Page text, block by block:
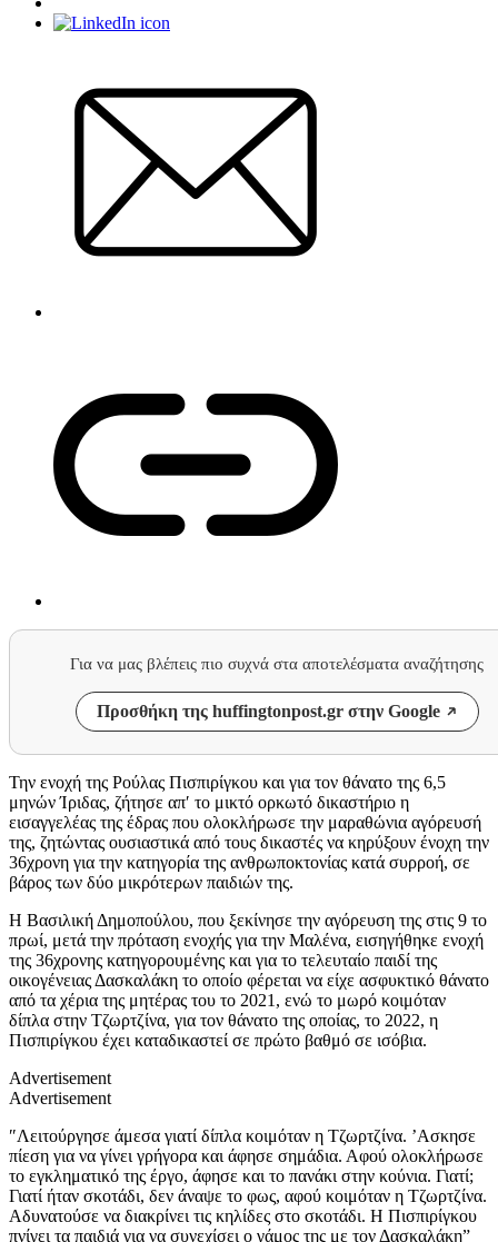
Για να μας βλέπεις πιο συχνά στα αποτελέσματα αναζήτησης
Προσθήκη της huffingtonpost.gr στην Google
Την ενοχή της Ρούλας Πισπιρίγκου και για τον θάνατο της 6,5
μηνών Ίριδας, ζήτησε απ′ το μικτό ορκωτό δικαστήριο η
εισαγγελέας της έδρας που ολοκλήρωσε την μαραθώνια αγόρευσή
της, ζητώντας ουσιαστικά από τους δικαστές να κηρύξουν ένοχη την
36χρονη για την κατηγορία της ανθρωποκτονίας κατά συρροή, σε
βάρος των δύο μικρότερων παιδιών της.
Η Βασιλική Δημοπούλου, που ξεκίνησε την αγόρευση της στις 9 το
πρωί, μετά την πρόταση ενοχής για την Μαλένα, εισηγήθηκε ενοχή
της 36χρονης κατηγορουμένης και για το τελευταίο παιδί της
οικογένειας Δασκαλάκη το οποίο φέρεται να είχε ασφυκτικό θάνατο
από τα χέρια της μητέρας του το 2021, ενώ το μωρό κοιμόταν
δίπλα στην Τζωρτζίνα, για τον θάνατο της οποίας, το 2022, η
Πισπιρίγκου έχει καταδικαστεί σε πρώτο βαθμό σε ισόβια.
Advertisement
Advertisement
″Λειτούργησε άμεσα γιατί δίπλα κοιμόταν η Τζωρτζίνα. ’Ασκησε
πίεση για να γίνει γρήγορα και άφησε σημάδια. Αφού ολοκλήρωσε
το εγκληματικό της έργο, άφησε και το πανάκι στην κούνια. Γιατί;
Γιατί ήταν σκοτάδι, δεν άναψε το φως, αφού κοιμόταν η Τζωρτζίνα.
Αδυνατούσε να διακρίνει τις κηλίδες στο σκοτάδι. Η Πισπιρίγκου
πνίγει τα παιδιά για να συνεχίσει ο γάμος της με τον Δασκαλάκη”